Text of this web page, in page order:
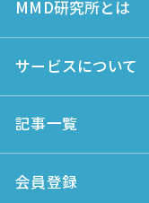
MMD研究所とは
サービスについて
記事一覧
会員登録